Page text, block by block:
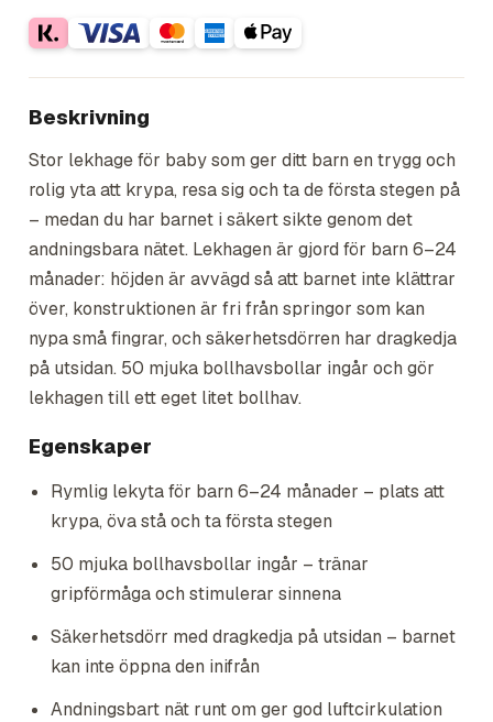
Beskrivning
Stor lekhage för baby som ger ditt barn en trygg och
rolig yta att krypa, resa sig och ta de första stegen på
– medan du har barnet i säkert sikte genom det
andningsbara nätet. Lekhagen är gjord för barn 6–24
månader: höjden är avvägd så att barnet inte klättrar
över, konstruktionen är fri från springor som kan
nypa små fingrar, och säkerhetsdörren har dragkedja
på utsidan. 50 mjuka bollhavsbollar ingår och gör
lekhagen till ett eget litet bollhav.
Egenskaper
Rymlig lekyta för barn 6–24 månader – plats att
krypa, öva stå och ta första stegen
50 mjuka bollhavsbollar ingår – tränar
gripförmåga och stimulerar sinnena
Säkerhetsdörr med dragkedja på utsidan – barnet
kan inte öppna den inifrån
Andningsbart nät runt om ger god luftcirkulation